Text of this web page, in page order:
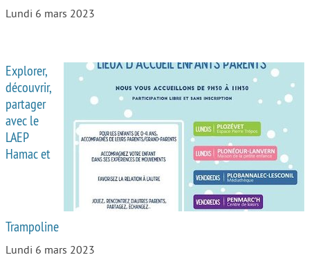
Lundi 6 mars 2023
Explorer,
découvrir,
partager
avec le
LAEP
Hamac et
Trampoline
Lundi 6 mars 2023